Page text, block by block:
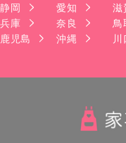
静岡
愛知 滋
兵庫
奈良 鳥
鹿児島
沖縄 川